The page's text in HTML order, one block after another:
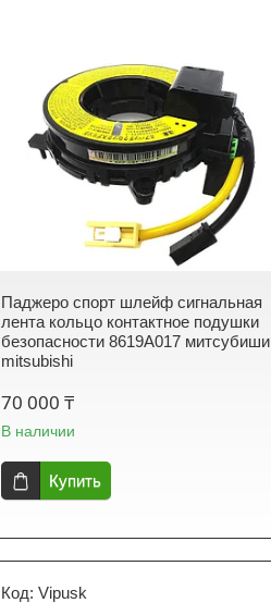
Паджеро спорт шлейф сигнальная
лента кольцо контактное подушки
безопасности 8619A017 митсубиши
mitsubishi
70 000 ₸
В наличии
Купить
Vipusk